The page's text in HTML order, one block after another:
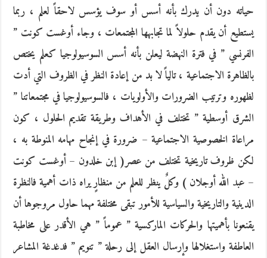
حياته دون أن يدرك بأنه أسس أو سوف يؤسس لاحقاً لعلم ، ربما
يستطيع أن يقدم حلولاً لما تجابهها المجتمعات ، وجاء أوغست كونت ”
الفرنسي ” في فترة النهضة ليعلن بأنه أسس السوسيولوجيا كعلم يختص
بالظاهرة الاجتماعية ، تالياً لا بد من إعادة النظر في الظروف التي أدت
لظهوره وترتيب الضرورات والأولويات ، فالسوسيولوجيا في مجتمعاتنا ”
الشرق أوسطية ” تختلف في الأهداف وطريقة تقديم الحلول ، كون
مراعاة الخصوصية الاجتماعية – ضرورة في إنجاح مهامه المنوطة به ،
لكن ظروف تاريخية تختلف من عصر( إبن خلدون – أوغست كونت
– عبد الله أوجلان ) وكلٌ ينظر للعلم من منظارٍ يراه ذات أهمية فالنظرة
الدينية والتاريخية والسياسية للأمور تبقى مختلفة مهما حاول مروجوها أن
يقنعونا بأهميتها والحركات الماركسية ” عموماً ” هي الأقدر على مخاطبة
العاطفة واستغلالها وإرسال العقل إلى رحلة ” تنويم ” فدغدغة المشاعر